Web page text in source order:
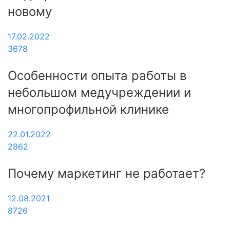
новому
17.02.2022
3678
Особенности опыта работы в
небольшом медучреждении и
многопрофильной клинике
22.01.2022
2862
Почему маркетинг не работает?
12.08.2021
8726